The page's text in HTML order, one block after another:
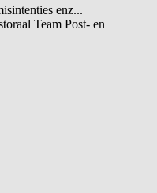
enz...
Team Post- en